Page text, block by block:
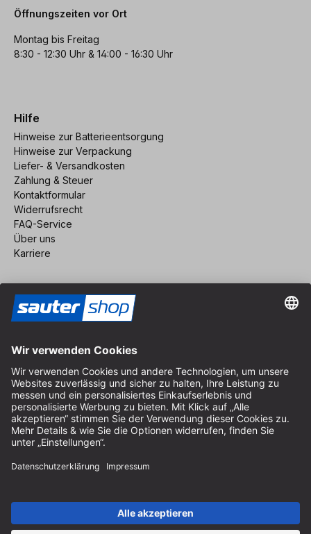
Öffnungszeiten vor Ort
Montag bis Freitag
8:30 - 12:30 Uhr & 14:00 - 16:30 Uhr
Hilfe
Hinweise zur Batterieentsorgung
Hinweise zur Verpackung
Liefer- & Versandkosten
Zahlung & Steuer
Kontaktformular
Widerrufsrecht
FAQ-Service
Über uns
Karriere
Impressum
AGB
Datenschutz
Cookie-Einstellungen
© 2026 sauter GmbH
* kostenloser Versand ab 150 Euro Bestellwert innerhalb
Deutschlands für die Standard-Paketgrößen - ausgenommen
Sperrgut und Fracht